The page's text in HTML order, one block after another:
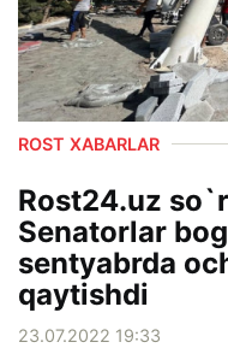
ROST XABARLAR
Rost24.uz
Senatorlar
sentyabrda
qaytishdi
23.07.2022 19:33